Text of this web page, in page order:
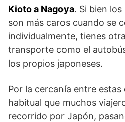
Kioto a Nagoya. Si bien
son más caros cuando se
individualmente, tienes
transporte como el
los propios japoneses.
Por la cercanía entre estas
habitual que muchos
recorrido por Japón,